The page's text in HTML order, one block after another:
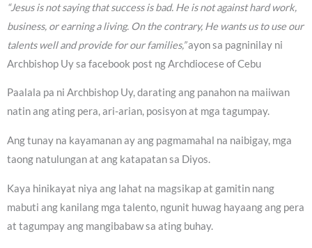
“Jesus is not saying that success is bad. He is not against hard work,
business, or earning a living. On the contrary, He wants us to use our
talents well and provide for our families,”ayon sa pagninilay ni
Archbishop Uy sa facebook post ng Archdiocese of Cebu
Paalala pa ni Archbishop Uy, darating ang panahon na maiiwan
natin ang ating pera, ari-arian, posisyon at mga tagumpay.
Ang tunay na kayamanan ay ang pagmamahal na naibigay, mga
taong natulungan at ang katapatan sa Diyos.
Kaya hinikayat niya ang lahat na magsikap at gamitin nang
mabuti ang kanilang mga talento, ngunit huwag hayaang ang pera
at tagumpay ang mangibabaw sa ating buhay.